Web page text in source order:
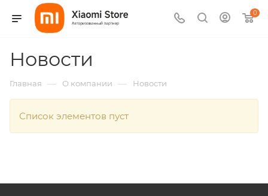
0
Новости
Главная — О компании — Новости
Список элементов пуст